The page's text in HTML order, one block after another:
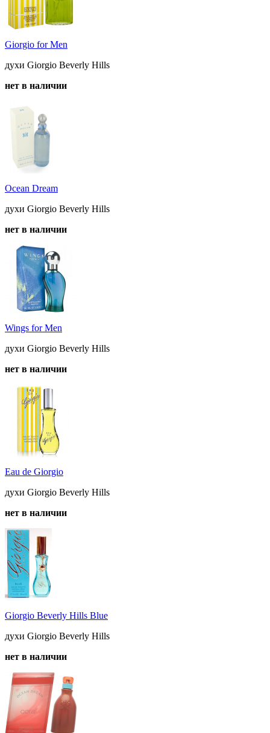
Giorgio for Men
духи Giorgio Beverly Hills
нет в наличии
Ocean Dream
духи Giorgio Beverly Hills
нет в наличии
Wings for Men
духи Giorgio Beverly Hills
нет в наличии
Eau de Giorgio
духи Giorgio Beverly Hills
нет в наличии
Giorgio Beverly Hills Blue
духи Giorgio Beverly Hills
нет в наличии